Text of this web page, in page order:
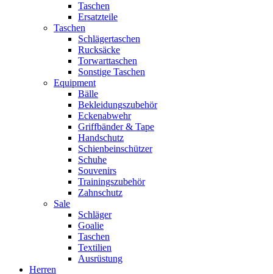
Taschen
Ersatzteile
Taschen
Schlägertaschen
Rucksäcke
Torwarttaschen
Sonstige Taschen
Equipment
Bälle
Bekleidungszubehör
Eckenabwehr
Griffbänder & Tape
Handschutz
Schienbeinschützer
Schuhe
Souvenirs
Trainingszubehör
Zahnschutz
Sale
Schläger
Goalie
Taschen
Textilien
Ausrüstung
Herren